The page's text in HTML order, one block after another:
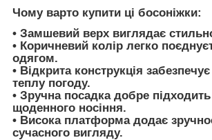
Чому варто купити ці босоніжки:
• Замшевий верх виглядає
• Коричневий колір легко
одягом.
• Відкрита конструкція
теплу погоду.
• Зручна посадка добре
щоденного носіння.
• Висока платформа додає
сучасного вигляду.